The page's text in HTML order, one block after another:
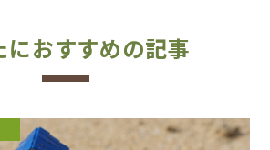
におすすめの記事